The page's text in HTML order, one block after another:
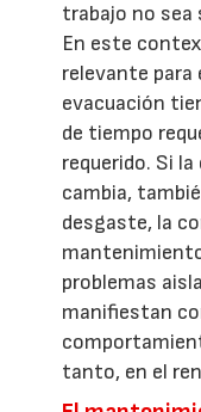
trabajo no sea
En este
relevante para
evacuación
de tiempo
requerido. Si
cambia,
desgaste, la
problemas
manifiestan
tanto, en el